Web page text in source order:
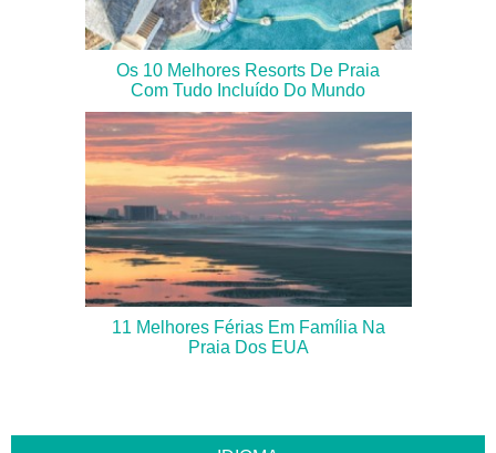
Os 10 Melhores Resorts De Praia
Com Tudo Incluído Do Mundo
11 Melhores Férias Em Família Na
Praia Dos EUA